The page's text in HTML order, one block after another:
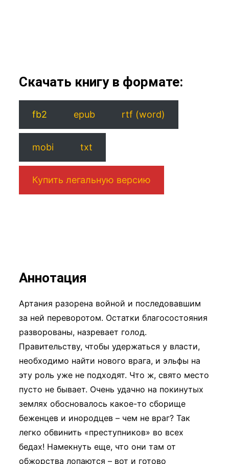
Скачать книгу в формате:
fb2 epub rtf (word)
mobi txt
Купить легальную версию
Аннотация
Артания разорена войной и последовавшим
за ней переворотом. Остатки благосостояния
разворованы, назревает голод.
Правительству, чтобы удержаться у власти,
необходимо найти нового врага, и эльфы на
эту роль уже не подходят. Что ж, свято место
пусто не бывает. Очень удачно на покинутых
землях обосновалось какое-то сборище
беженцев и инородцев – чем не враг? Так
легко обвинить «преступников» во всех
бедах! Намекнуть еще, что они там от
обжорства лопаются – вот и готово